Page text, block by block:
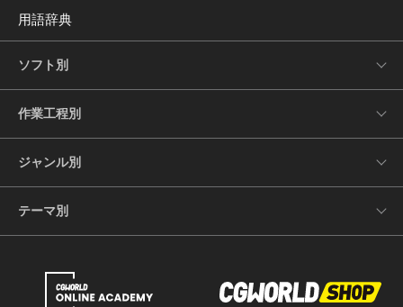
用語辞典
ソフト別
作業工程別
ジャンル別
テーマ別